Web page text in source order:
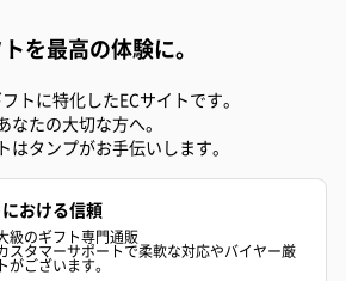
を最高の体験に。
トに特化したECサイトです。
なたの大切な方へ。
はタンプがお手伝いします。
おける信頼
級のギフト専門通販
スタマーサポートで柔軟な対応やバイヤー厳
がございます。